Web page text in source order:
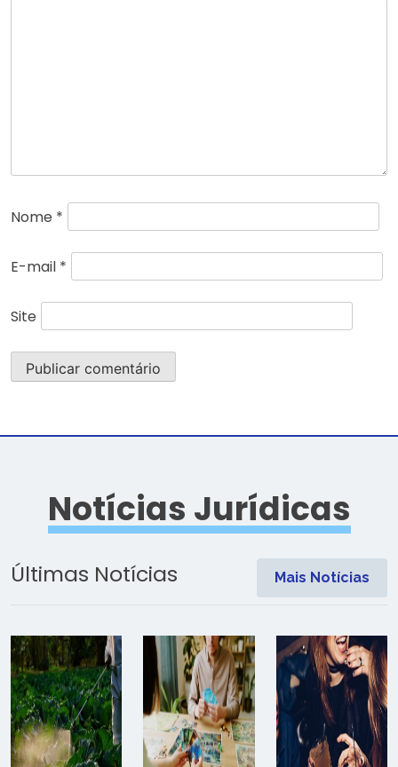
Nome *
E-mail *
Site
Notícias Jurídicas
Últimas Notícias Mais Notícias